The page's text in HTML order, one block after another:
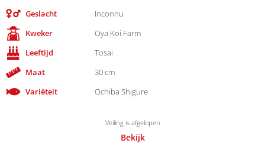
Geslacht
Inconnu
Kweker
Oya Koi Farm
Leeftijd
Tosai
Maat
30 cm
Variëteit
Ochiba Shigure
Veiling is afgelopen
Bekijk